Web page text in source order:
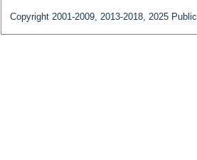
Copyright 2001-2009, 2013-2018, 2025